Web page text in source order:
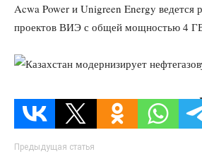
Acwa Power и Unigreen Energy ведется
проектов ВИЭ с общей мощностью 4
Предыдущая статья